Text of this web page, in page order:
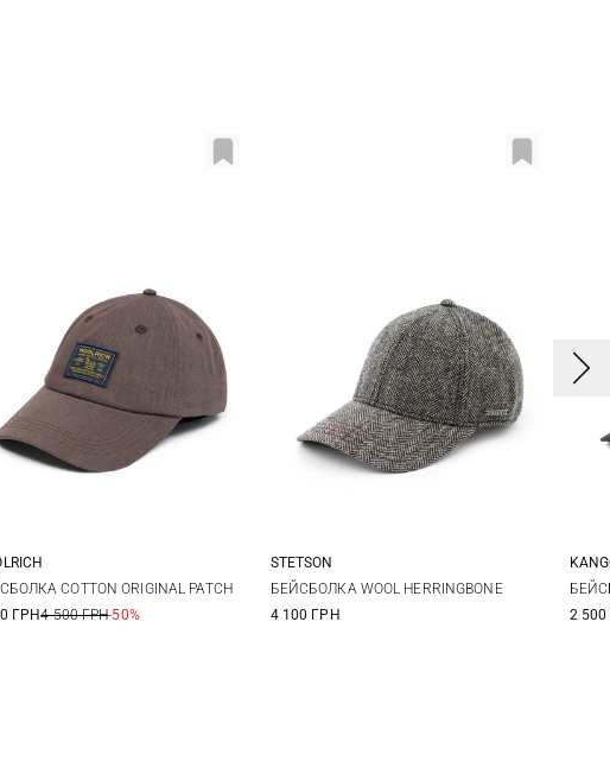
One size
COTTON ORIGINAL PATCH
ГРН4 500 ГРН-50%
M L XL
STETSON
БЕЙСБОЛКА WOOL HERRINGBONE
4 100 ГРН
S/
2